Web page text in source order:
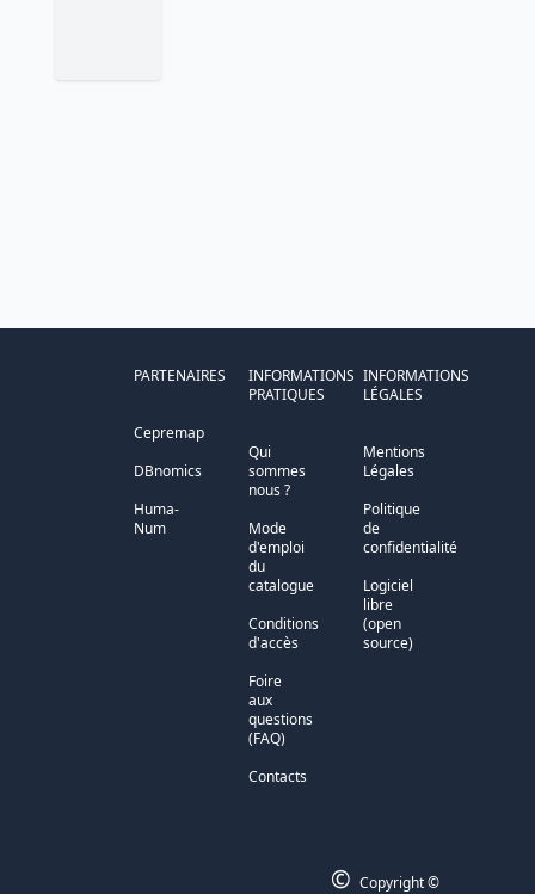
PARTENAIRES
Cepremap
DBnomics
Huma-
Num
INFORMATIONS
PRATIQUES
Qui
sommes
nous ?
Mode
d'emploi
du
catalogue
Conditions
d'accès
Foire
aux
questions
(FAQ)
Contacts
INFORMATIONS
LÉGALES
Mentions
Légales
Politique
de
confidentialité
Logiciel
libre
(open
source)
© Copyright ©